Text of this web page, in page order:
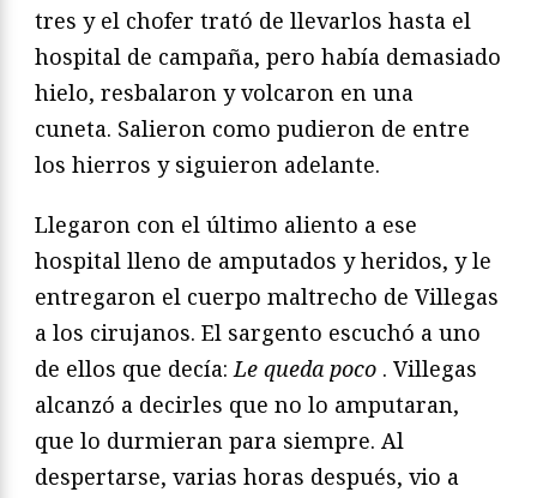
tres y el chofer trató de llevarlos hasta el
hospital de campaña, pero había demasiado
hielo, resbalaron y volcaron en una
cuneta. Salieron como pudieron de entre
los hierros y siguieron adelante.
Llegaron con el último aliento a ese
hospital lleno de amputados y heridos, y le
entregaron el cuerpo maltrecho de Villegas
a los cirujanos. El sargento escuchó a uno
de ellos que decía: Le queda poco . Villegas
alcanzó a decirles que no lo amputaran,
que lo durmieran para siempre. Al
despertarse, varias horas después, vio a